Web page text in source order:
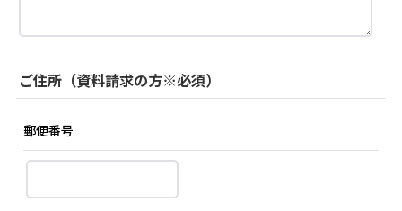
ご住所（資料請求の方※必須）
郵便番号